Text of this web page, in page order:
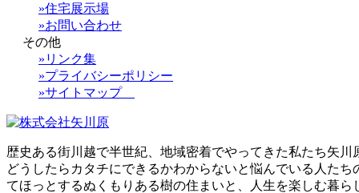
»住宅展示場
»お問い合わせ
その他
»リンク集
»プライバシーポリシー
»サイトマップ
歴史ある街川越で半世紀、地域密着でやってきた私たち矢
どうしたらカタチにできるかわからないと悩んでいる人た
てほっとするぬくもりある樹の住まいと、人生を楽しむ暮ら